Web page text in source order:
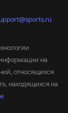
на
относящихся
находящихся на